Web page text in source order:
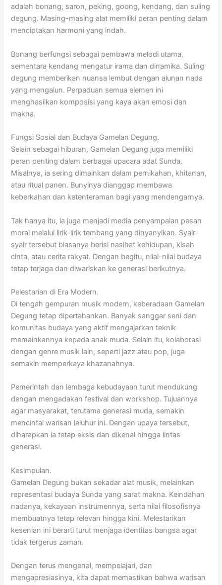
adalah bonang, saron, peking, goong, kendang, dan suling
degung. Masing-masing alat memiliki peran penting dalam
menciptakan harmoni yang indah.
Bonang berfungsi sebagai pembawa melodi utama,
sementara kendang mengatur irama dan dinamika. Suling
degung memberikan nuansa lembut dengan alunan nada
yang mengalun. Perpaduan semua elemen ini
menghasilkan komposisi yang kaya akan emosi dan
makna.
Fungsi Sosial dan Budaya Gamelan Degung.
Selain sebagai hiburan, Gamelan Degung juga memiliki
peran penting dalam berbagai upacara adat Sunda.
Misalnya, ia sering dimainkan dalam pernikahan, khitanan,
atau ritual panen. Bunyinya dianggap membawa
keberkahan dan ketenteraman bagi yang mendengarnya.
Tak hanya itu, ia juga menjadi media penyampaian pesan
moral melalui lirik-lirik tembang yang dinyanyikan. Syair-
syair tersebut biasanya berisi nasihat kehidupan, kisah
cinta, atau cerita rakyat. Dengan begitu, nilai-nilai budaya
tetap terjaga dan diwariskan ke generasi berikutnya.
Pelestarian di Era Modern.
Di tengah gempuran musik modern, keberadaan Gamelan
Degung tetap dipertahankan. Banyak sanggar seni dan
komunitas budaya yang aktif mengajarkan teknik
memainkannya kepada anak muda. Selain itu, kolaborasi
dengan genre musik lain, seperti jazz atau pop, juga
semakin memperkaya khazanahnya.
Pemerintah dan lembaga kebudayaan turut mendukung
dengan mengadakan festival dan workshop. Tujuannya
agar masyarakat, terutama generasi muda, semakin
mencintai warisan leluhur ini. Dengan upaya tersebut,
diharapkan ia tetap eksis dan dikenal hingga lintas
generasi.
Kesimpulan.
Gamelan Degung bukan sekadar alat musik, melainkan
representasi budaya Sunda yang sarat makna. Keindahan
nadanya, kekayaan instrumennya, serta nilai filosofisnya
membuatnya tetap relevan hingga kini. Melestarikan
kesenian ini berarti turut menjaga identitas bangsa agar
tidak tergerus zaman.
Dengan terus mengenal, mempelajari, dan
mengapresiasinya, kita dapat memastikan bahwa warisan